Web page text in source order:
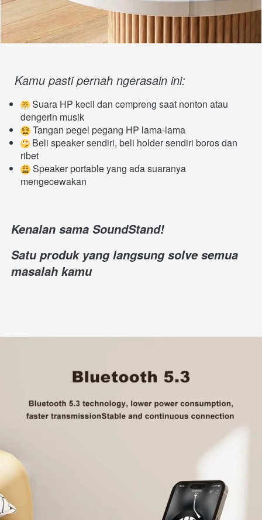
Kamu pasti pernah ngerasain ini:
Suara HP kecil dan cempreng saat nonton atau
dengerin musik
Tangan pegel pegang HP lama-lama
Beli speaker sendiri, beli holder sendiri boros dan
ribet
Speaker portable yang ada suaranya
mengecewakan
Kenalan sama SoundStand!
Satu produk yang langsung solve semua
masalah kamu